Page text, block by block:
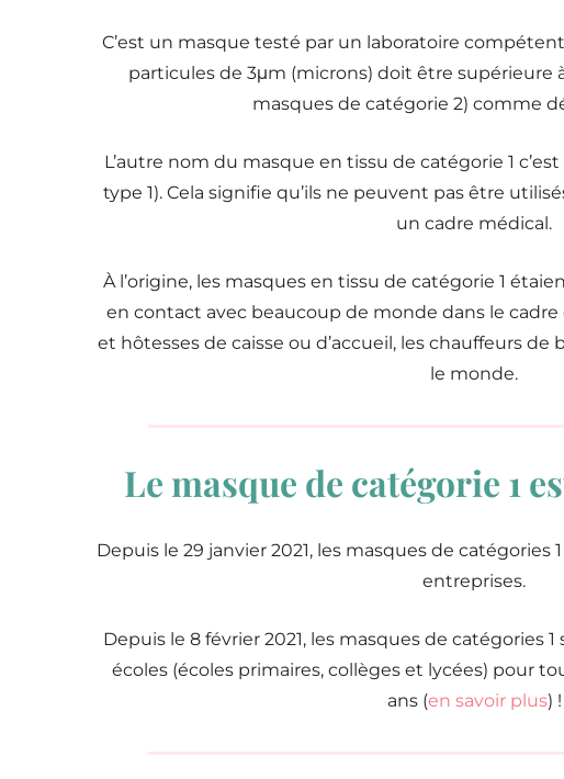
C’est un masque testé par un laboratoire
particules de 3μm (microns) doit être supérieure
masques de catégorie 2) comme
L’autre nom du masque en tissu de catégorie 1
type 1). Cela signifie qu’ils ne peuvent pas être
un cadre médical.
À l’origine, les masques en tissu de catégorie 1
en contact avec beaucoup de monde dans le
et hôtesses de caisse ou d’accueil, les chauffeurs de
le monde.
Le masque de catégorie 1
Depuis le 29 janvier 2021, les masques de
entreprises.
Depuis le 8 février 2021, les masques de catégories
écoles (écoles primaires, collèges et lycées) pour
ans (en savoir plus) !